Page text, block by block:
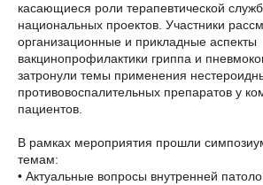
касающиеся роли терапевтической
национальных проектов. Участники
организационные и прикладные аспекты
вакцинопрофилактики гриппа и
затронули темы применения
противовоспалительных препаратов у
пациентов.
В рамках мероприятия прошли
темам:
• Актуальные вопросы внутренней